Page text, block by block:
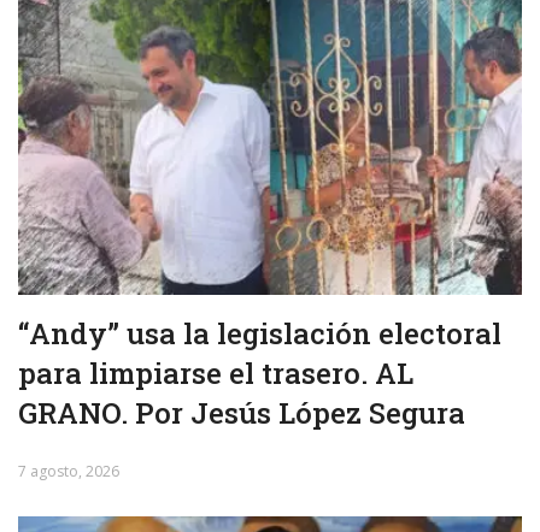
“Andy” usa la legislación electoral
para limpiarse el trasero. AL
GRANO. Por Jesús López Segura
7 agosto, 2026